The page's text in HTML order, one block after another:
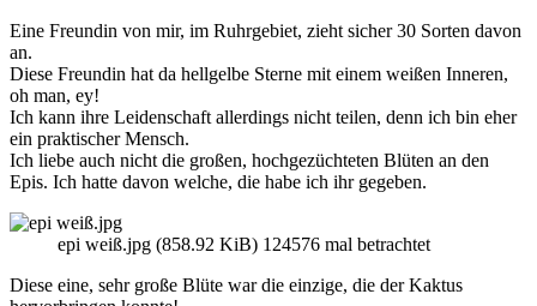
Eine Freundin von mir, im Ruhrgebiet, zieht sicher 30 Sorten davon
an.
Diese Freundin hat da hellgelbe Sterne mit einem weißen Inneren,
oh man, ey!
Ich kann ihre Leidenschaft allerdings nicht teilen, denn ich bin eher
ein praktischer Mensch.
Ich liebe auch nicht die großen, hochgezüchteten Blüten an den
Epis. Ich hatte davon welche, die habe ich ihr gegeben.
epi weiß.jpg (858.92 KiB) 124576 mal betrachtet
Diese eine, sehr große Blüte war die einzige, die der Kaktus